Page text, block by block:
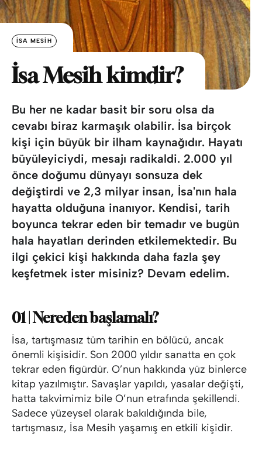
İSA MESIH
İsa Mesih kimdir?
Bu her ne kadar basit bir soru olsa da
cevabı biraz karmaşık olabilir. İsa birçok
kişi için büyük bir ilham kaynağıdır. Hayatı
büyüleyiciydi, mesajı radikaldi. 2.000 yıl
önce doğumu dünyayı sonsuza dek
değiştirdi ve 2,3 milyar insan, İsa'nın hala
hayatta olduğuna inanıyor. Kendisi, tarih
boyunca tekrar eden bir temadır ve bugün
hala hayatları derinden etkilemektedir. Bu
ilgi çekici kişi hakkında daha fazla şey
keşfetmek ister misiniz? Devam edelim.
01 | Nereden başlamalı?
İsa, tartışmasız tüm tarihin en bölücü, ancak
önemli kişisidir. Son 2000 yıldır sanatta en çok
tekrar eden figürdür. O’nun hakkında yüz binlerce
kitap yazılmıştır. Savaşlar yapıldı, yasalar değişti,
hatta takvimimiz bile O’nun etrafında şekillendi.
Sadece yüzeysel olarak bakıldığında bile,
tartışmasız, İsa Mesih yaşamış en etkili kişidir.